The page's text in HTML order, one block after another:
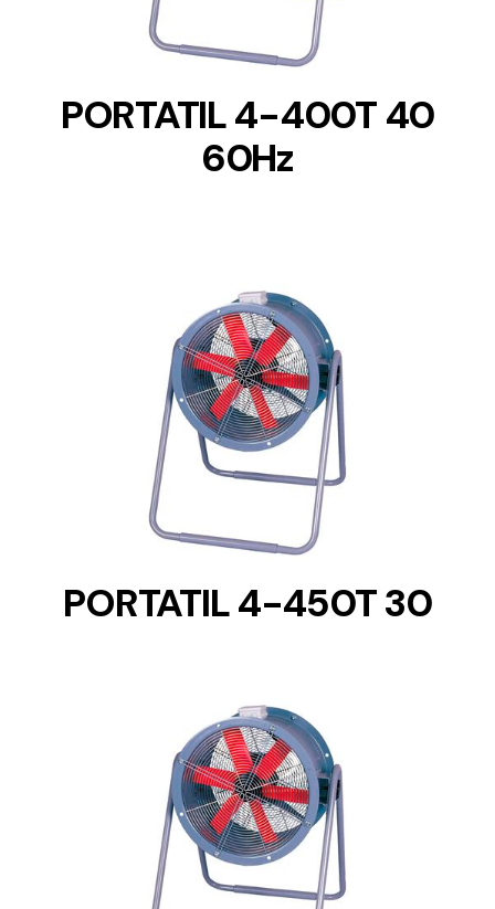
PORTATIL 4-400T 40
60Hz
DETAILS
PORTATIL 4-450T 30
DETAILS